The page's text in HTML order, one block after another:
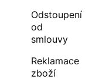
Odstoupení
od
smlouvy
Reklamace
zboží